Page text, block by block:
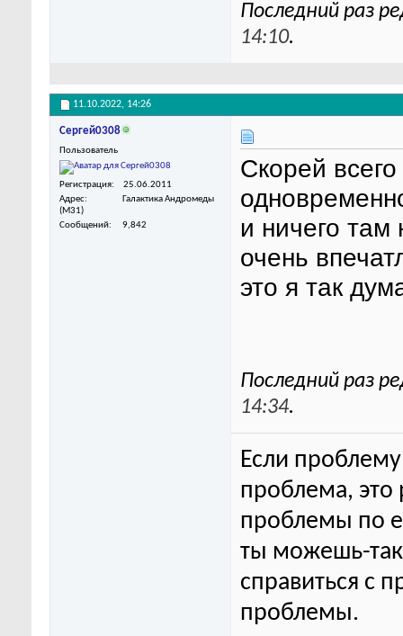
Последний раз
14:10.
11.10.2022, 14:26
Сергей0308
Пользователь
Регистрация
25.06.2011
Адрес
Галактика Андромеды
(M31)
Сообщений
9,842
Скорей
и ничего там
очень
это я так
Последний раз
14:34.
Если
проблема, это
проблемы по
ты можешь-
справиться с
проблемы.